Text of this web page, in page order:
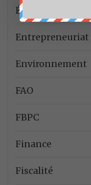
Énergie
Entrepreneuriat
Environnement
FAO
FBPC
Finance
Fiscalité